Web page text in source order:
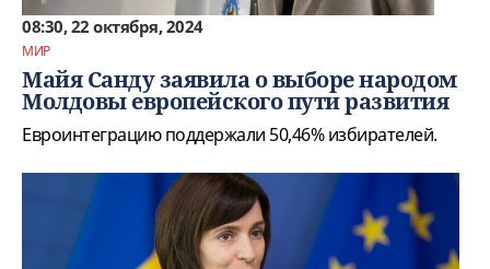
08:30, 22 октября, 2024
МИР
Майя Санду заявила о выборе народом
Молдовы европейского пути развития
Евроинтеграцию поддержали 50,46% избирателей.